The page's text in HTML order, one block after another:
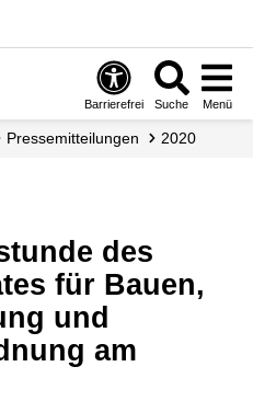
Barrierefrei Suche Menü
Presse­mitteilungen 2020
des
für Bauen,
und
am